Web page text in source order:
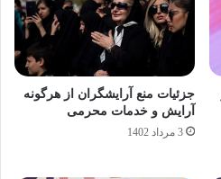
جزئیات منع آرایشگران از هرگونه
آرایش و خدمات محرمی
3 مرداد 1402